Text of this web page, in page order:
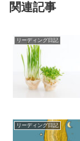
関連記事
リーディング日記
リーディング日記